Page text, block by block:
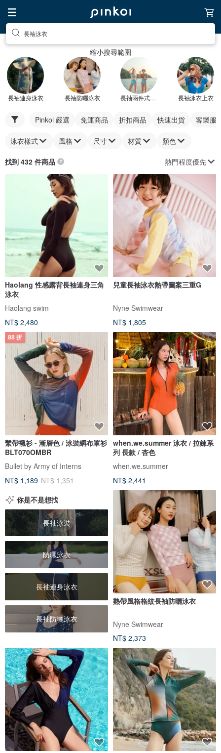
長袖泳衣
縮小搜尋範圍
長袖連身泳衣 長袖防曬泳衣 長袖兩件式泳衣 長袖泳衣上衣
Pinkoi 嚴選 免運商品 折扣商品 快速出貨 客製服
泳衣樣式 風格 尺寸 材質 顏色
找到 432 件商品 熱門程度優先
Haolang 性感露背長袖連身三角
泳衣
Haolang swim
NT$ 2,480
兒童長袖泳衣熱帶圖案三重G
Nyne Swimwear
NT$ 1,805
88 折
繫帶襯衫 - 漸層色 / 泳裝網布罩衫
BLT070OMBR
Bullet by Army of Interns
NT$ 1,189 NT$ 1,351
when.we.summer 泳衣 / 拉鍊系
列 長款 / 杏色
when.we.summer
NT$ 2,441
你是不是想找
長袖泳裝
防曬泳衣
長袖連身泳衣
長袖防曬泳衣
熱帶風格格紋長袖防曬泳衣
Nyne Swimwear
NT$ 2,373